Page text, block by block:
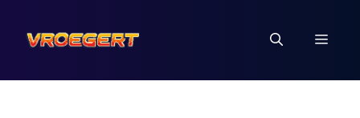
naar
inhoud